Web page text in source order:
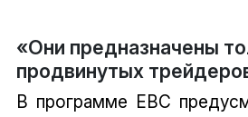
«Они предназначены
продвинутых
В программе EBC